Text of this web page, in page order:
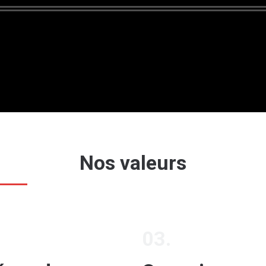
Nos valeurs